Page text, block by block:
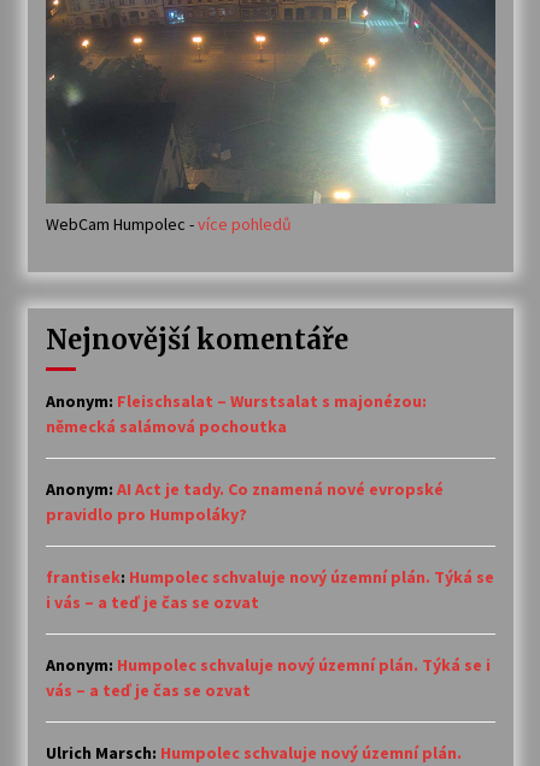
WebCam Humpolec -více pohledů
Nejnovější komentáře
Anonym: Fleischsalat – Wurstsalat s majonézou:
německá salámová pochoutka
Anonym: AI Act je tady. Co znamená nové evropské
pravidlo pro Humpoláky?
frantisek: Humpolec schvaluje nový územní plán. Týká se
i vás – a teď je čas se ozvat
Anonym: Humpolec schvaluje nový územní plán. Týká se i
vás – a teď je čas se ozvat
Ulrich Marsch: Humpolec schvaluje nový územní plán.